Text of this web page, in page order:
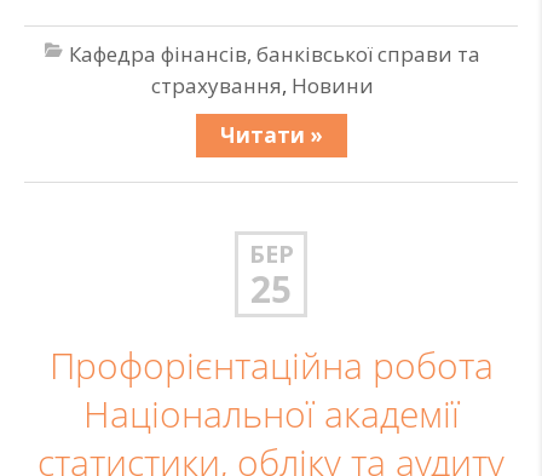
Кафедра фінансів, банківської справи та
страхування, Новини
Читати »
БЕР
25
Профорієнтаційна робота
Національної академії
статистики, обліку та аудиту